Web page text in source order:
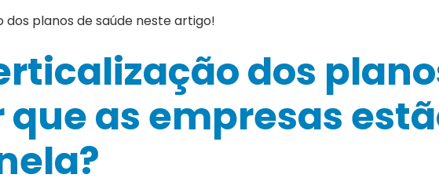
planos de saúde neste artigo!
dos
que as empresas